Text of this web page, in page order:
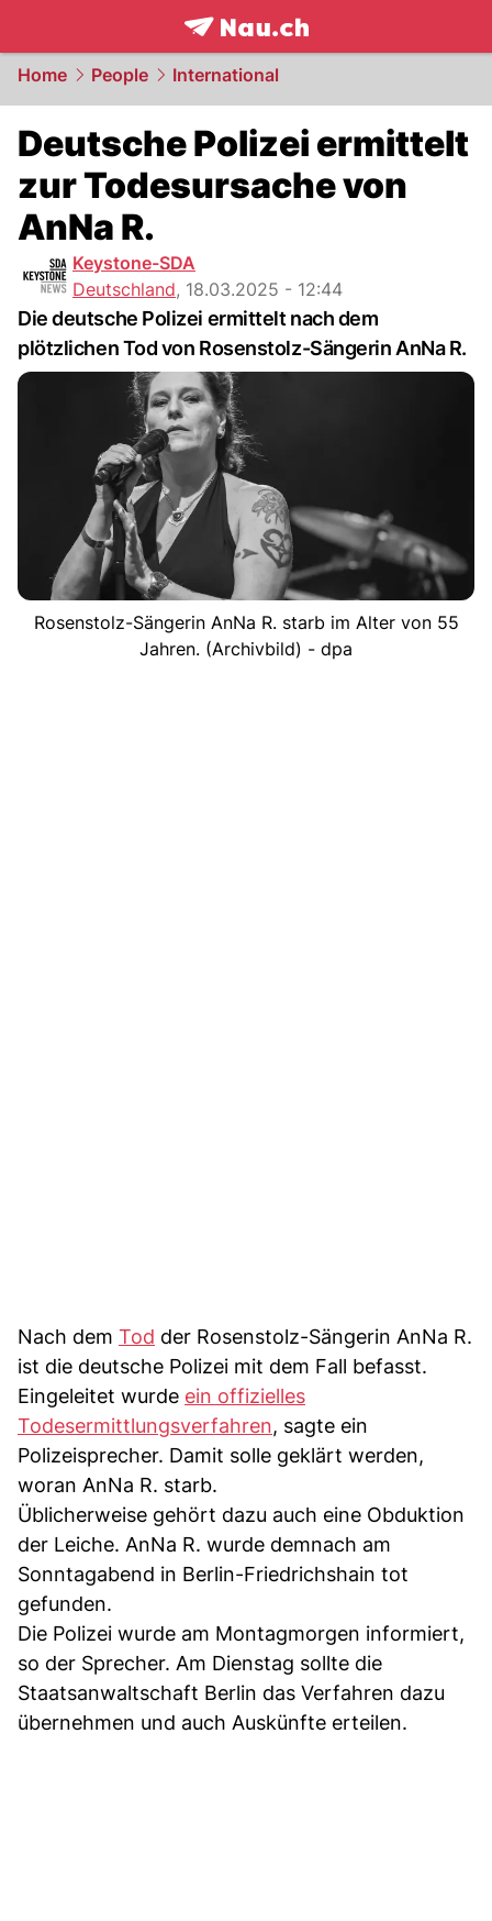
frontpage.NAU.ch
Home People International
Deutsche Polizei ermittelt
zur Todesursache von
AnNa R.
Keystone-SDA
Deutschland, 18.03.2025 - 12:44
Die deutsche Polizei ermittelt nach dem
plötzlichen Tod von Rosenstolz-Sängerin AnNa R.
Rosenstolz-Sängerin AnNa R. starb im Alter von 55
Jahren. (Archivbild) - dpa
Nach dem Tod der Rosenstolz-Sängerin AnNa R.
ist die deutsche Polizei mit dem Fall befasst.
Eingeleitet wurde ein offizielles
Todesermittlungsverfahren, sagte ein
Polizeisprecher. Damit solle geklärt werden,
woran AnNa R. starb.
Üblicherweise gehört dazu auch eine Obduktion
der Leiche. AnNa R. wurde demnach am
Sonntagabend in Berlin-Friedrichshain tot
gefunden.
Die Polizei wurde am Montagmorgen informiert,
so der Sprecher. Am Dienstag sollte die
Staatsanwaltschaft Berlin das Verfahren dazu
übernehmen und auch Auskünfte erteilen.